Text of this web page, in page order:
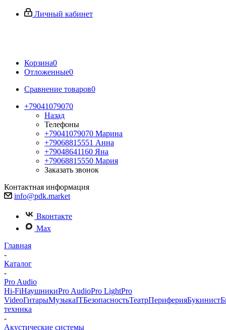
Личный кабинет
Корзина0
Отложенные0
Сравнение товаров0
+79041079070
Назад
Телефоны
+79041079070 Марина
+79068815551 Анна
+79048641160 Яна
+79068815550 Мария
Заказать звонок
Контактная информация
info@pdk.market
Вконтакте
Max
Главная
-
Каталог
-
Pro Audio
Hi-FiНаушникиPro AudioPro LightPro
VideoГитарыМузыкаITБезопасностьТеатрПериферияБукинист
техника
-
Акустические системы